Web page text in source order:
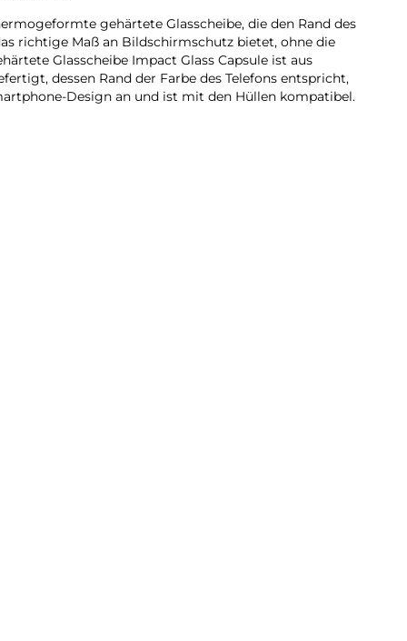
gehärtete Glasscheibe, die den Rand des
richtige Maß an Bildschirmschutz bietet, ohne die
Glasscheibe Impact Glass Capsule ist aus
dessen Rand der Farbe des Telefons entspricht,
Design an und ist mit den Hüllen kompatibel.